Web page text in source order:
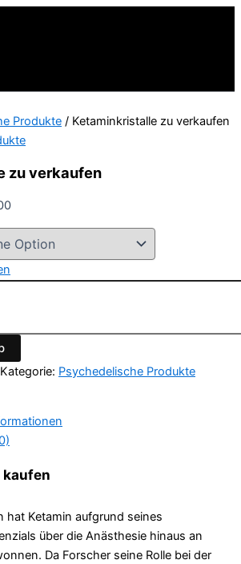
Produkte / Ketaminkristalle zu verkaufen
zu verkaufen
Preisspanne:
bis
€12,000.00
Kategorie: Psychedelische Produkte
hat Ketamin aufgrund seines
über die Anästhesie hinaus an
Da Forscher seine Rolle bei der